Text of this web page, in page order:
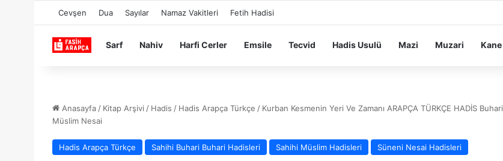
Cevşen Dua Sayılar Namaz Vakitleri Fetih Hadisi
Sarf Nahiv Harfi Cerler Emsile Tecvid Hadis Usulü Mazi Muzari Kane
Anasayfa / Kitap Arşivi / Hadis / Hadis Arapça Türkçe / Kurban Kesmenin Yeri Ve Zamanı ARAPÇA TÜRKÇE HADİS Buhari
Müslim Nesai
Hadis Arapça Türkçe Sahihi Buhari Buhari Hadisleri Sahihi Müslim Hadisleri Süneni Nesai Hadisleri